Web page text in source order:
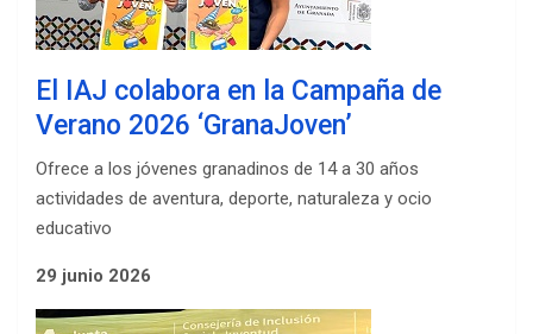
El IAJ colabora en la Campaña de
Verano 2026 ‘GranaJoven’
Ofrece a los jóvenes granadinos de 14 a 30 años
actividades de aventura, deporte, naturaleza y ocio
educativo
29 junio 2026